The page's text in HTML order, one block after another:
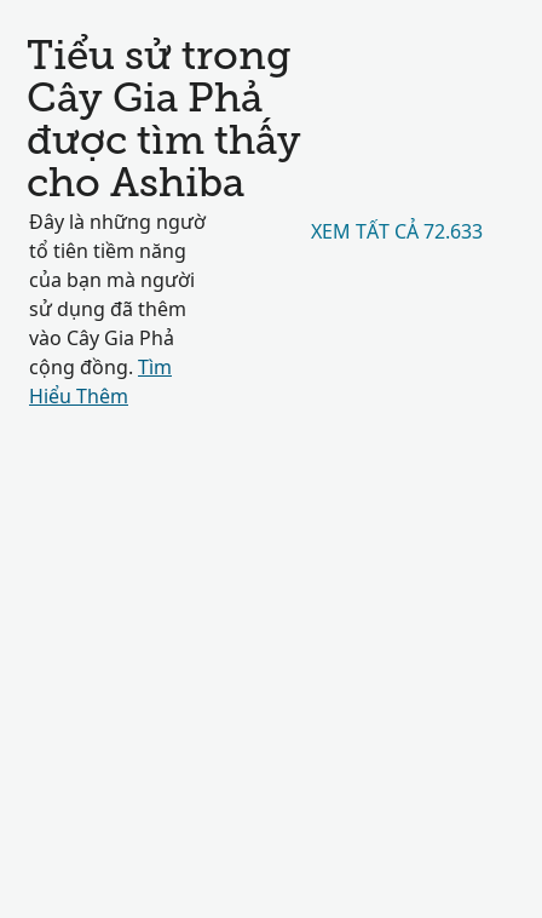
Tiểu sử trong
Cây Gia Phả
được tìm thấy
cho Ashiba
Đây là những ngườ
tổ tiên tiềm năng
của bạn mà người
sử dụng đã thêm
vào Cây Gia Phả
cộng đồng. Tìm
Hiểu Thêm
XEM TẤT CẢ 72.633